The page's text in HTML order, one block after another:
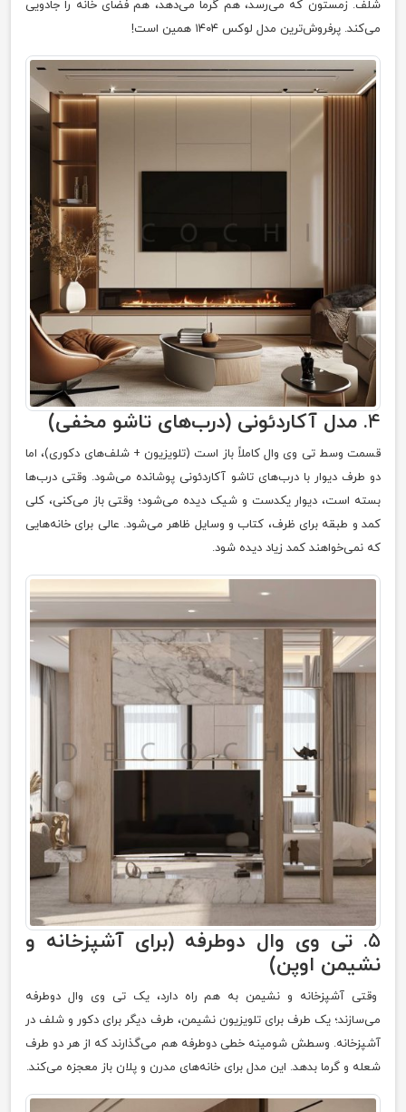
شلف. زمستون که می‌رسد، هم گرما می‌دهد، هم فضای خانه را جادویی
می‌کند. پرفروش‌ترین مدل لوکس ۱۴۰۴ همین است!
۴. مدل آکاردئونی (درب‌های تاشو مخفی)
قسمت وسط تی وی وال کاملاً باز است (تلویزیون + شلف‌های دکوری)، اما
دو طرف دیوار با درب‌های تاشو آکاردئونی پوشانده می‌شود. وقتی درب‌ها
بسته است، دیوار یکدست و شیک دیده می‌شود؛ وقتی باز می‌کنی، کلی
کمد و طبقه برای ظرف، کتاب و وسایل ظاهر می‌شود. عالی برای خانه‌هایی
که نمی‌خواهند کمد زیاد دیده شود.
۵. تی وی وال دوطرفه (برای آشپزخانه و
نشیمن اوپن)
وقتی آشپزخانه و نشیمن به هم راه دارد، یک تی وی وال دوطرفه
می‌سازند؛ یک طرف برای تلویزیون نشیمن، طرف دیگر برای دکور و شلف در
آشپزخانه. وسطش شومینه خطی دوطرفه هم می‌گذارند که از هر دو طرف
شعله و گرما بدهد. این مدل برای خانه‌های مدرن و پلان باز معجزه می‌کند.